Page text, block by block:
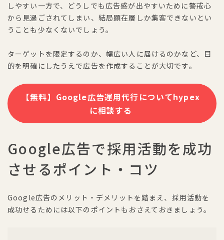
しやすい一方で、どうしでも広告感が出やすいために警戒心
から見過ごされてしまい、結局顕在層しか集客できないとい
うことも少なくないでしょう。
ターゲットを限定するのか、幅広い人に届けるのかなど、目
的を明確にしたうえで広告を作成することが大切です。
【無料】Google広告運用代行についてhypex
に相談する
Google広告で採用活動を成功
させるポイント・コツ
Google広告のメリット・デメリットを踏まえ、採用活動を
成功せるためには以下のポイントもおさえておきましょう。